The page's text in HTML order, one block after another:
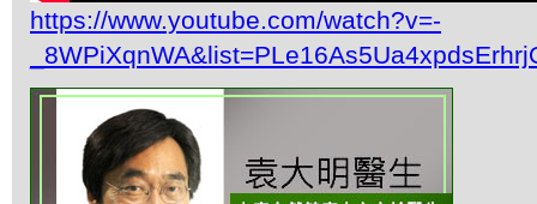
https://www.youtube.com/watch?v=-